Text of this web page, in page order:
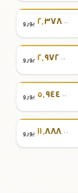
٢,٣٧٨.٠٠ يورو
٢,٩٧٢.٠٠ يورو
٥,٩٤٤.٠٠ يورو
١١,٨٨٨.٠٠ يورو